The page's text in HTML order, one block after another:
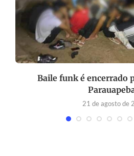
Baile funk é encerrado
21 de agosto de